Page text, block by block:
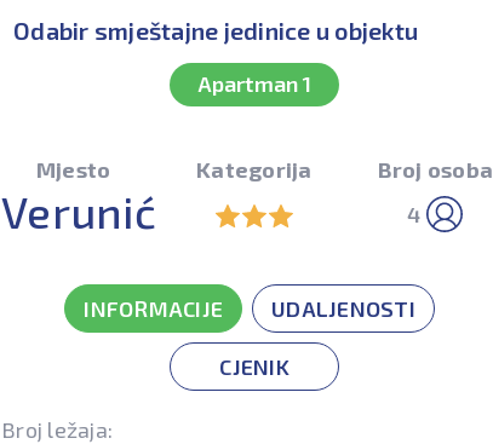
Odabir smještajne jedinice u objektu
Apartman 1
Mjesto
Verunić
Kategorija
Broj osoba
4
INFORMACIJE UDALJENOSTI
CJENIK
Broj ležaja: